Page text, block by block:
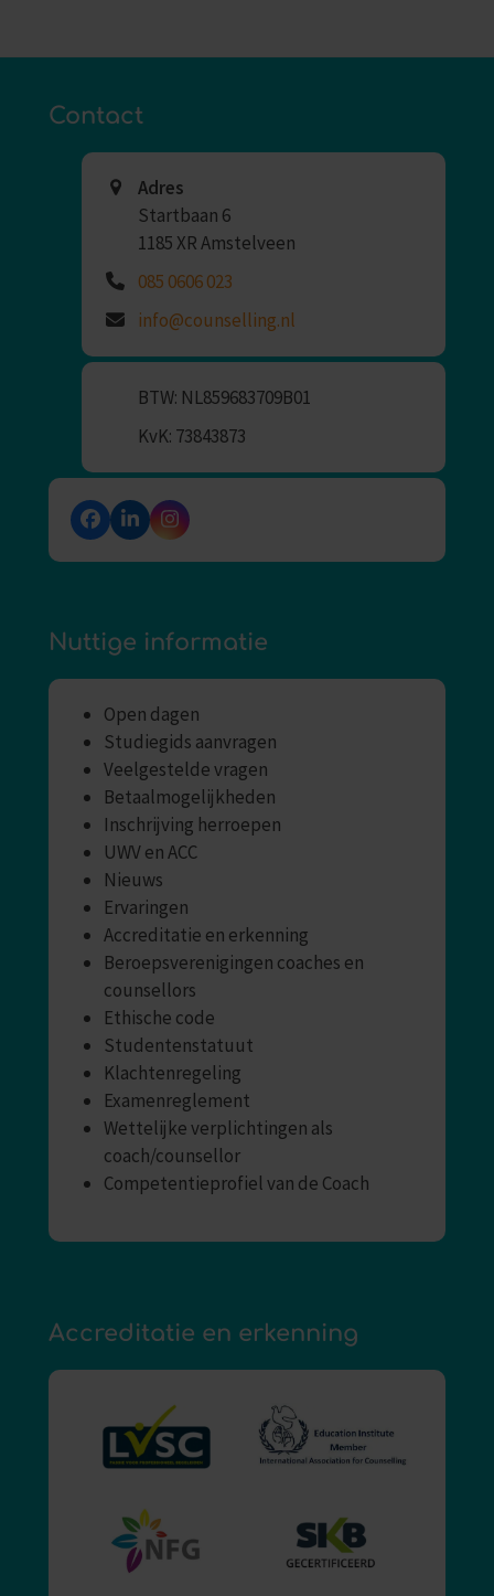
Contact
Adres
Startbaan 6
1185 XR Amstelveen
085 0606 023
info@counselling.nl
BTW: NL859683709B01
KvK: 73843873
Facebook
LinkedInInstagram
Nuttige informatie
Open dagen
Studiegids aanvragen
Veelgestelde vragen
Betaalmogelijkheden
Inschrijving herroepen
UWV en ACC
Nieuws
Ervaringen
Accreditatie en erkenning
Beroepsverenigingen coaches en
counsellors
Ethische code
Studentenstatuut
Klachtenregeling
Examenreglement
Wettelijke verplichtingen als
coach/counsellor
Competentieprofiel van de Coach
Accreditatie en erkenning